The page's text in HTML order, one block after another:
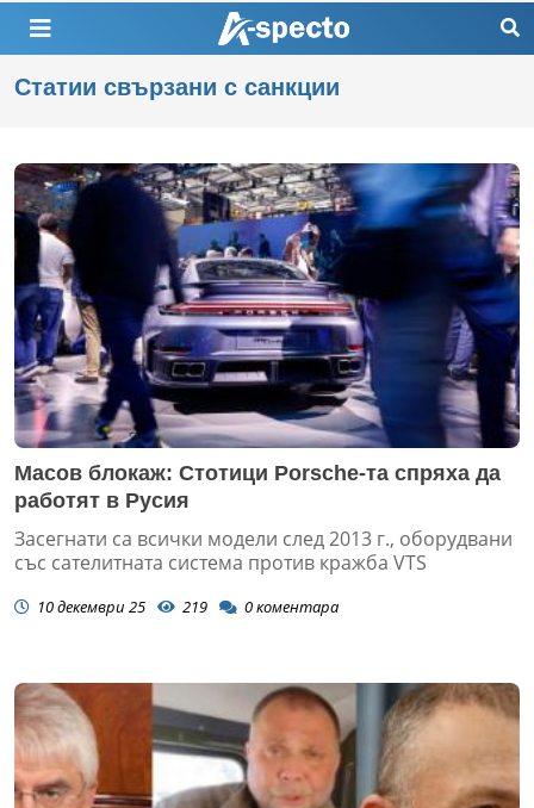
Статии свързани с санкции
Масов блокаж: Стотици Porsche-та спряха да
работят в Русия
Засегнати са всички модели след 2013 г., оборудвани
със сателитната система против кражба VTS
10 декември 25 219 0коментара